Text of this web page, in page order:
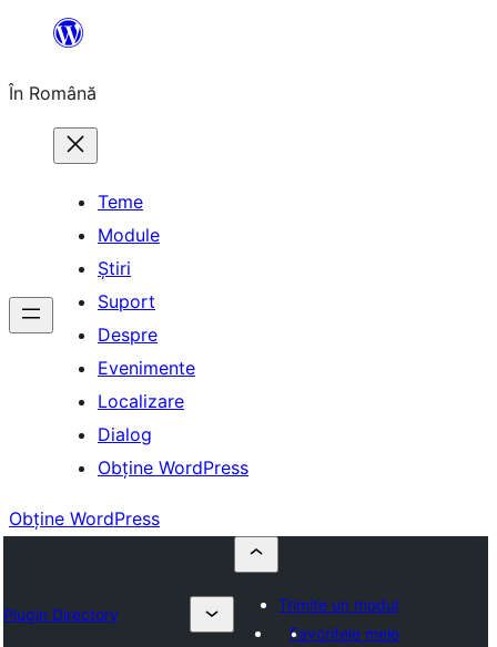
conținut
În Română
Teme
Module
Știri
Suport
Despre
Evenimente
Localizare
Dialog
Obține WordPress
Obține WordPress
Plugin Directory
Trimite un modul
Favoritele mele